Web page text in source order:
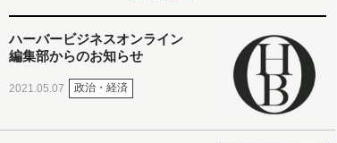
ハーバービジネスオンライン
編集部からのお知らせ
2021.05.07 政治・経済